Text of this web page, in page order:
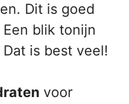
Dit is goed
blik tonijn
is best veel!
voor